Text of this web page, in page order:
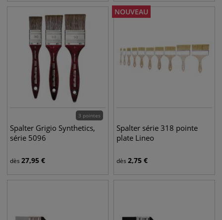
3 pointes
Spalter Grigio Synthetics,
série 5096
dès 27,95 €
NOUVEAU
Spalter série 318 pointe
plate Lineo
dès 2,75 €